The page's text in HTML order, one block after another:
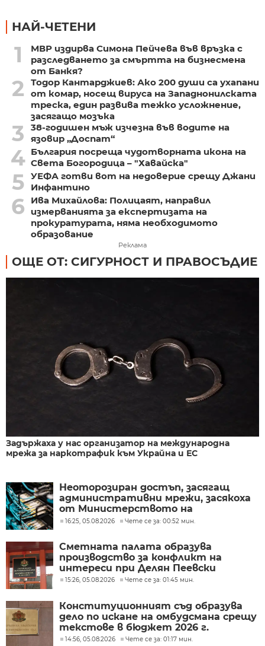
НАЙ-ЧЕТЕНИ
1
МВР издирва Симона Пейчева във връзка с
разследването за смъртта на бизнесмена
от Банкя?
2
Тодор Кантарджиев: Ако 200 души са ухапани
от комар, носещ вируса на Западнонилската
треска, един развива тежко усложнение,
засягащо мозъка
3
38-годишен мъж изчезна във водите на
язовир „Доспат“
4 България посреща чудотворната икона на
Света Богородица – "Хавайска"
5 УЕФА готви вот на недоверие срещу Джани
Инфантино
6
Ива Михайлова: Полицаят, направил
измерванията за експертизата на
прокуратурата, няма необходимото
образование
Реклама
ОЩЕ ОТ: СИГУРНОСТ И ПРАВОСЪДИЕ
Задържаха у нас организатор на международна
мрежа за наркотрафик към Украйна и ЕС
Неоторозиран достъп, засягащ
административни мрежи, засякоха
от Министерството на
иновациите
16:25, 05.08.2026 Чете се за: 00:52 мин.
Сметната палата образува
производство за конфликт на
интереси при Делян Пеевски
15:26, 05.08.2026 Чете се за: 01:45 мин.
Конституционният съд образува
дело по искане на омбудсмана срещу
текстове в бюджет 2026 г.
14:56, 05.08.2026 Чете се за: 01:17 мин.